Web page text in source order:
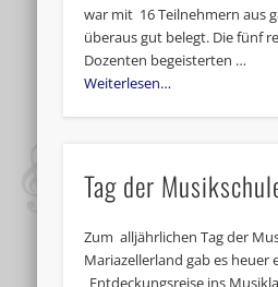
war mit 16 Teilnehmern aus
überaus gut belegt. Die fünf
Dozenten begeisterten …
Weiterlesen…
Tag der
Zum alljährlichen Tag der
Mariazellerland gab es heuer
„Entdeckungsreise ins